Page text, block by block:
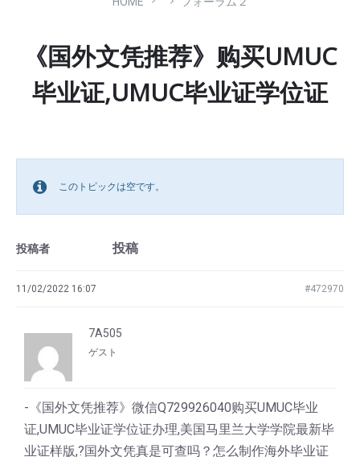
《国外文凭推荐》购买UMUC
毕业证,UMUC毕业证学位证
このトピックは空です。
投稿者 投稿
11/02/2022 16:07 #472970
7A505
ゲスト
-《国外文凭推荐》微信Q729926040购买UMUC毕业
证,UMUC毕业证学位证办理,美国马里兰大学学院最新毕
业证样版,?国外文凭真是可查吗？怎么制作海外毕业证